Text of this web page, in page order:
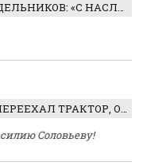
ГЛУХОЙ АКТЕР АЛЕКСАНДР СИДЕЛЬНИКОВ: «С НАСЛАЖДЕНИЕМ ИГРАЛ ОТРИЦАТЕЛЬНОГО ГЕРОЯ!»
СЕРДЦЕ ПАЦИЕНТА, КОТОРОГО ПЕРЕЕХАЛ ТРАКТОР, ОБНАРУЖИЛИ… В ЖИВОТЕ
Соловьеву!